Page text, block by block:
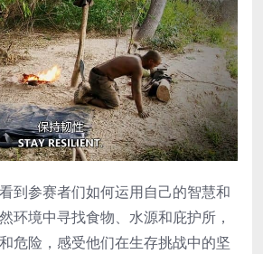
到参赛者们如何运用自己的智慧和
环境中寻找食物、水源和庇护所，
危险，感受他们在生存挑战中的坚